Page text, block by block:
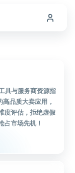
具与服务商资源指
品质大卖应用，
度评估，拒绝虚假
占市场先机！